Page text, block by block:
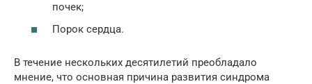
почек;
Порок сердца.
В течение нескольких десятилетий преобладало
мнение, что основная причина развития синдрома